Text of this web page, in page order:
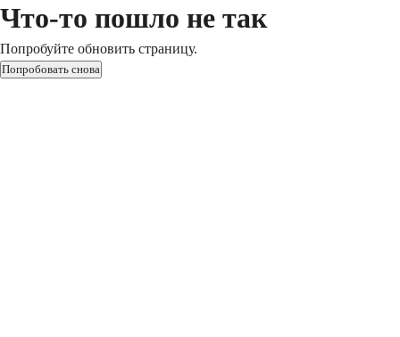
Что-то пошло не так
Попробуйте обновить страницу.
Попробовать снова